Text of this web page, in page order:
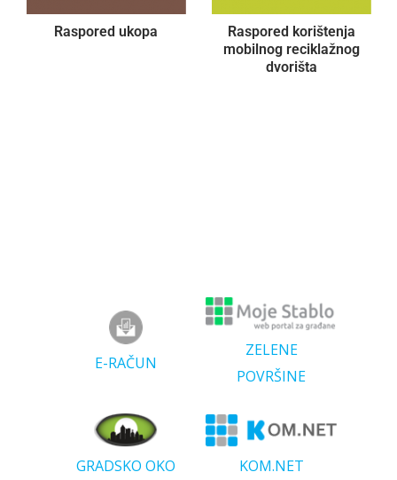
Raspored ukopa
Raspored korištenja
mobilnog reciklažnog
dvorišta
E-RAČUN
ZELENE
POVRŠINE
GRADSKO OKO KOM.NET